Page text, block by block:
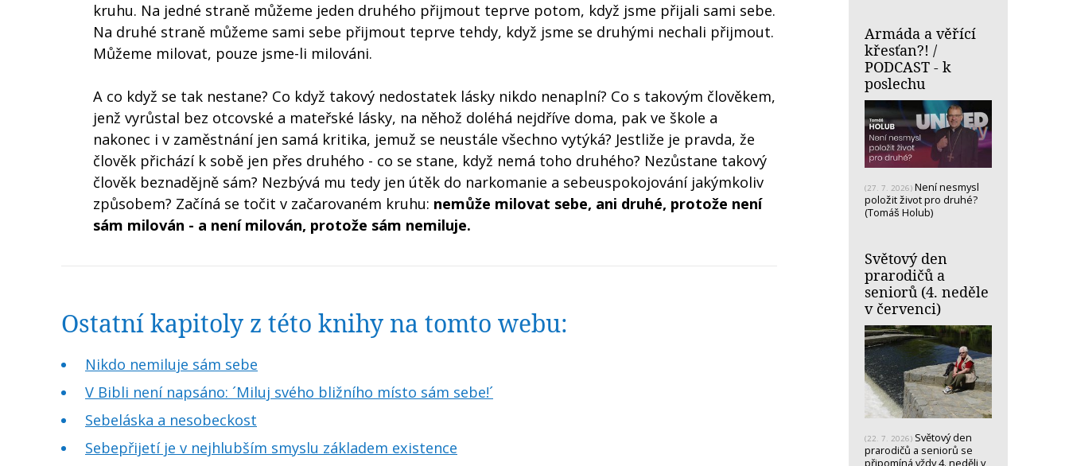
kruhu. Na jedné straně můžeme jeden druhého přijmout teprve potom, když jsme přijali sami sebe.
Na druhé straně můžeme sami sebe přijmout teprve tehdy, když jsme se druhými nechali přijmout.
Můžeme milovat, pouze jsme-li milováni.
A co když se tak nestane? Co když takový nedostatek lásky nikdo nenaplní? Co s takovým člověkem,
jenž vyrůstal bez otcovské a mateřské lásky, na něhož doléhá nejdříve doma, pak ve škole a
nakonec i v zaměstnání jen samá kritika, jemuž se neustále všechno vytýká? Jestliže je pravda, že
člověk přichází k sobě jen přes druhého - co se stane, když nemá toho druhého? Nezůstane takový
člověk beznadějně sám? Nezbývá mu tedy jen útěk do narkomanie a sebeuspokojování jakýmkoliv
způsobem? Začíná se točit v začarovaném kruhu: nemůže milovat sebe, ani druhé, protože není
sám milován - a není milován, protože sám nemiluje.
Ostatní kapitoly z této knihy na tomto webu:
Nikdo nemiluje sám sebe
V Bibli není napsáno: ´Miluj svého bližního místo sám sebe!´
Sebeláska a nesobeckost
Sebepřijetí je v nejhlubším smyslu základem existence
Armáda a věřící
křesťan?! /
PODCAST - k
poslechu
(27. 7. 2026) Není nesmysl
položit život pro druhé?
(Tomáš Holub)
Světový den
prarodičů a
seniorů (4. neděle
v červenci)
(22. 7. 2026) Světový den
prarodičů a seniorů se
připomíná vždy 4. neděli v